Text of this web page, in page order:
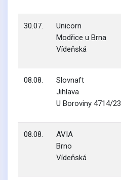
30.07.
Unicorn
Modřice u Brna
Vídeňská
08.08.
Slovnaft
Jihlava
U Boroviny 4714/23
08.08.
AVIA
Brno
Vídeňská